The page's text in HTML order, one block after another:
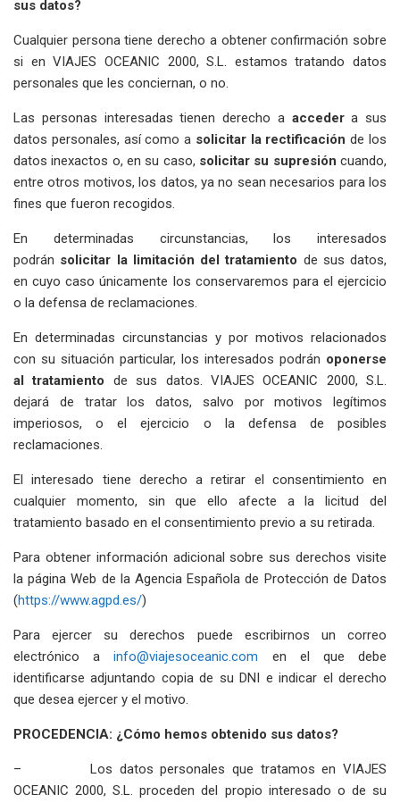
sus datos?
Cualquier persona tiene derecho a obtener confirmación sobre
si en VIAJES OCEANIC 2000, S.L. estamos tratando datos
personales que les conciernan, o no.
Las personas interesadas tienen derecho a accedera sus
datos personales, así como a solicitar la rectificación de los
datos inexactos o, en su caso, solicitar su supresión cuando,
entre otros motivos, los datos, ya no sean necesarios para los
fines que fueron recogidos.
En determinadas circunstancias, los interesados
podrán solicitar la limitación del tratamiento de sus datos,
en cuyo caso únicamente los conservaremos para el ejercicio
o la defensa de reclamaciones.
En determinadas circunstancias y por motivos relacionados
con su situación particular, los interesados podrán oponerse
al tratamiento de sus datos. VIAJES OCEANIC 2000, S.L.
dejará de tratar los datos, salvo por motivos legítimos
imperiosos, o el ejercicio o la defensa de posibles
reclamaciones.
El interesado tiene derecho a retirar el consentimiento en
cualquier momento, sin que ello afecte a la licitud del
tratamiento basado en el consentimiento previo a su retirada.
Para obtener información adicional sobre sus derechos visite
la página Web de la Agencia Española de Protección de Datos
(https://www.agpd.es/)
Para ejercer su derechos puede escribirnos un correo
electrónico ainfo@viajesoceanic.com en el que debe
identificarse adjuntando copia de su DNI e indicar el derecho
que desea ejercer y el motivo.
PROCEDENCIA: ¿Cómo hemos obtenido sus datos?
– Los datos personales que tratamos en VIAJES
OCEANIC 2000, S.L. proceden del propio interesado o de su